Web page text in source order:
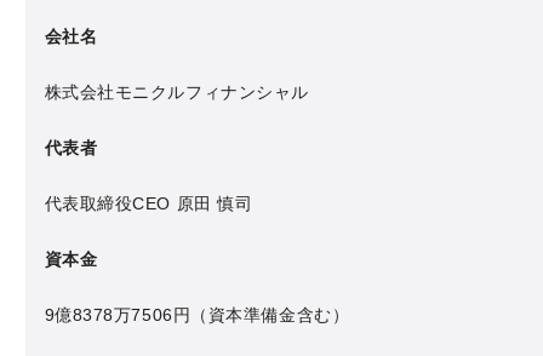
会社名
株式会社モニクルフィナンシャル
代表者
代表取締役CEO 原田 慎司
資本金
9億8378万7506円 （資本準備金含む）